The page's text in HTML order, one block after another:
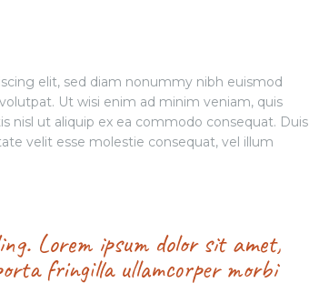
elit, sed diam nonummy nibh euismod
Ut wisi enim ad minim veniam, quis
nisl ut aliquip ex ea commodo consequat. Duis
velit esse molestie consequat, vel illum
Lorem ipsum dolor sit amet,
fringilla ullamcorper morbi